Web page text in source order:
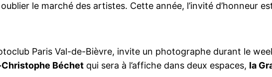
le marché des artistes. Cette année, l’invité d’honneur
Paris Val-de-Bièvre, invite un photographe durant le
Béchet qui sera à l’affiche dans deux espaces, la